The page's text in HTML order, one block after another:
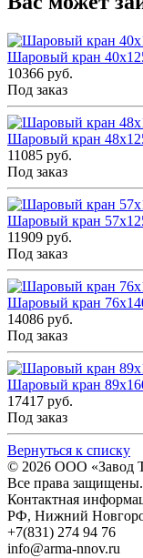
Шаровый кран
10366 руб.
Под заказ
Шаровый кран
11085 руб.
Под заказ
Шаровый кран
11909 руб.
Под заказ
Шаровый кран
14086 руб.
Под заказ
Шаровый кран
17417 руб.
Под заказ
Вернуться к списку
© 2026 ООО «Завод
Все права защищены.
Контактная
РФ, Нижний
+7(831) 274 94 76
info@arma-nnov.ru